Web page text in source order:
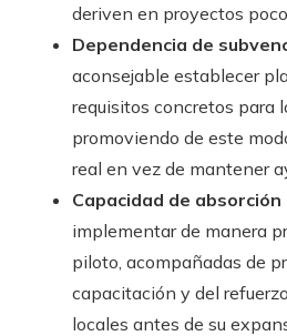
deriven en proyectos
Dependencia de
aconsejable establecer
requisitos concretos para
promoviendo de este
real en vez de mantener
Capacidad de
implementar de manera
piloto, acompañadas de
capacitación y del
locales antes de su